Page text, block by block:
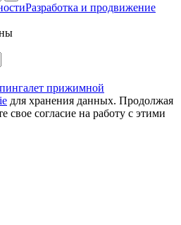
Разработка и продвижение
прижимной
для хранения данных. Продолжая
свое согласие на работу с этими